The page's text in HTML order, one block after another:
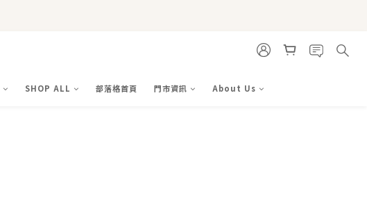
SHOP ALL 部落格首頁 門市資訊 About Us